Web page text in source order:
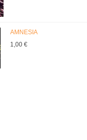
AMNESIA
1,00 €